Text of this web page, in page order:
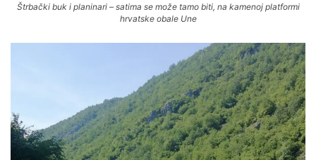
Štrbački buk i planinari – satima se može tamo biti, na kamenoj platformi
hrvatske obale Une